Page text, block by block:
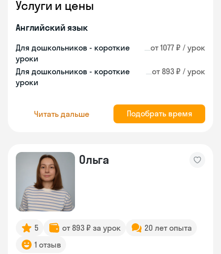
Услуги и цены
Английский язык
Для дошкольников - короткие
уроки
от 1077 ₽ / урок
Для дошкольников - короткие
уроки
от 893 ₽ / урок
Читать дальше Подобрать время
Ольга
5 от 893 ₽ за урок
20 лет опыта
1 отзыв